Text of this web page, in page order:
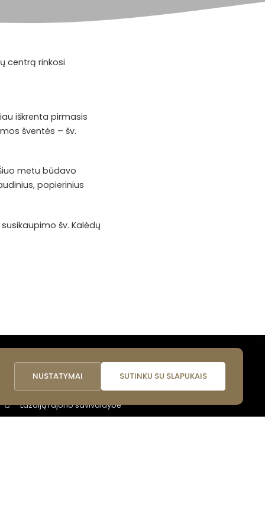
centrą rinkosi
iškrenta pirmasis
šventės – šv.
metu būdavo
popierinius
šv. Kalėdų
NAUDINGOS NUORODOS
Lazdijų rajono savivaldybė
NUSTATYMAI SUTINKU SU SLAPUKAIS